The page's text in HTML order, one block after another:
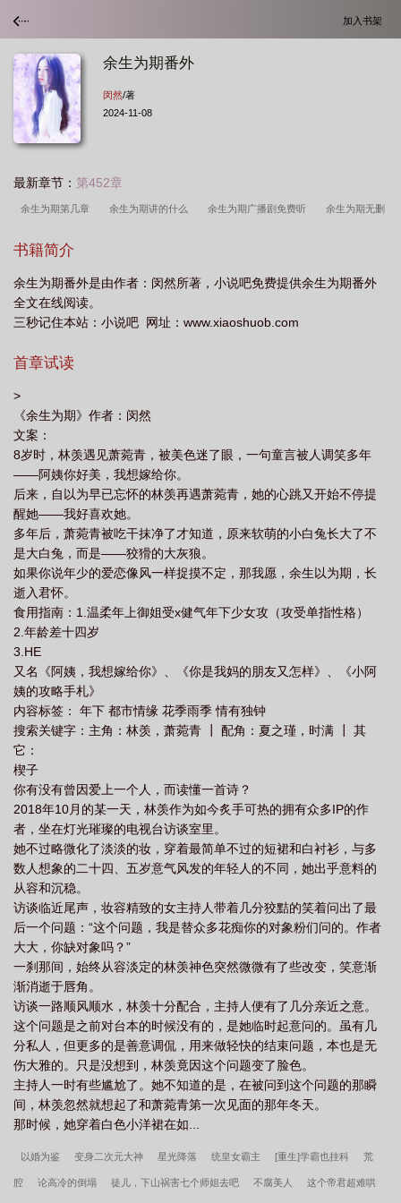
加入书架
余生为期番外
闵然/著
2024-11-08
最新章节： 第452章
余生为期第几章 余生为期讲的什么 余生为期广播剧免费听 余生为期无删
剧 余生为期gl晋江
的意思 余生为期是he还是be 余生为期gltxt百度 余生为期gl全文 余生为
期gl无删减txt 余生为期全文免费阅读无弹窗
集 余生为期闵然
期 余生为期全文阅读 余情可待
是受
书籍简介
余生为期番外是由作者：闵然所著，小说吧免费提供余生为期番外
全文在线阅读。
三秒记住本站：小说吧 网址：www.xiaoshuob.com
首章试读
>
《余生为期》作者：闵然
文案：
8岁时，林羡遇见萧菀青，被美色迷了眼，一句童言被人调笑多年
——阿姨你好美，我想嫁给你。
后来，自以为早已忘怀的林羡再遇萧菀青，她的心跳又开始不停提
醒她——我好喜欢她。
多年后，萧菀青被吃干抹净了才知道，原来软萌的小白兔长大了不
是大白兔，而是——狡猾的大灰狼。
如果你说年少的爱恋像风一样捉摸不定，那我愿，余生以为期，长
逝入君怀。
食用指南：1.温柔年上御姐受x健气年下少女攻（攻受单指性格）
2.年龄差十四岁
3.HE
又名《阿姨，我想嫁给你》、《你是我妈的朋友又怎样》、《小阿
姨的攻略手札》
内容标签： 年下 都市情缘 花季雨季 情有独钟
搜索关键字：主角：林羡，萧菀青 ┃ 配角：夏之瑾，时满 ┃ 其
它：
楔子
你有没有曾因爱上一个人，而读懂一首诗？
2018年10月的某一天，林羡作为如今炙手可热的拥有众多IP的作
者，坐在灯光璀璨的电视台访谈室里。
她不过略微化了淡淡的妆，穿着最简单不过的短裙和白衬衫，与多
数人想象的二十四、五岁意气风发的年轻人的不同，她出乎意料的
从容和沉稳。
访谈临近尾声，妆容精致的女主持人带着几分狡黠的笑着问出了最
后一个问题：“这个问题，我是替众多花痴你的对象粉们问的。作者
大大，你缺对象吗？”
一刹那间，始终从容淡定的林羡神色突然微微有了些改变，笑意渐
渐消逝于唇角。
访谈一路顺风顺水，林羡十分配合，主持人便有了几分亲近之意。
这个问题是之前对台本的时候没有的，是她临时起意问的。虽有几
分私人，但更多的是善意调侃，用来做轻快的结束问题，本也是无
伤大雅的。只是没想到，林羡竟因这个问题变了脸色。
主持人一时有些尴尬了。她不知道的是，在被问到这个问题的那瞬
间，林羡忽然就想起了和萧菀青第一次见面的那年冬天。
那时候，她穿着白色小洋裙在如...
以婚为鉴 变身二次元大神 星光降落 统皇女霸主 [重生]学霸也挂科 荒
腔 论高冷的倒塌 徒儿，下山祸害七个师姐去吧 不腐美人 这个帝君超难哄